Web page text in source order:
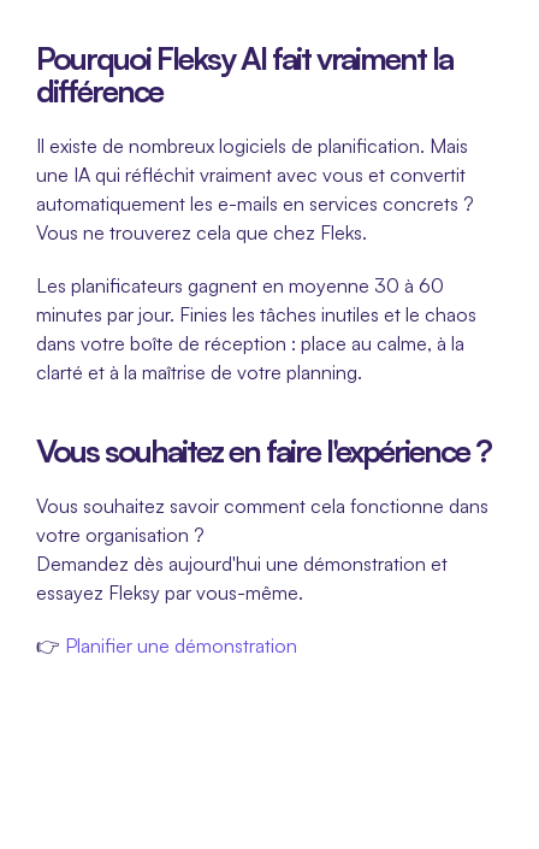
Pourquoi Fleksy AI fait vraiment la
différence
Il existe de nombreux logiciels de planification. Mais
une IA qui réfléchit vraiment avec vous et convertit
automatiquement les e-mails en services concrets ?
Vous ne trouverez cela que chez Fleks.
Les planificateurs gagnent en moyenne 30 à 60
minutes par jour. Finies les tâches inutiles et le chaos
dans votre boîte de réception : place au calme, à la
clarté et à la maîtrise de votre planning.
Vous souhaitez en faire l'expérience ?
Vous souhaitez savoir comment cela fonctionne dans
votre organisation ?
Demandez dès aujourd'hui une démonstration et
essayez Fleksy par vous-même.
👉 Planifier une démonstration